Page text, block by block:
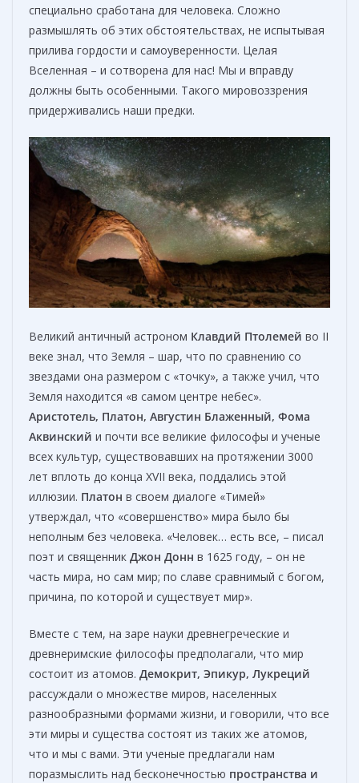
специально сработана для человека. Сложно
размышлять об этих обстоятельствах, не испытывая
прилива гордости и самоуверенности. Целая
Вселенная – и сотворена для нас! Мы и вправду
должны быть особенными. Такого мировоззрения
придерживались наши предки.
Великий античный астроном Клавдий Птолемей во II
веке знал, что Земля – шар, что по сравнению со
звездами она размером с «точку», а также учил, что
Земля находится «в самом центре небес».
Аристотель, Платон, Августин Блаженный, Фома
Аквинский и почти все великие философы и ученые
всех культур, существовавших на протяжении 3000
лет вплоть до конца XVII века, поддались этой
иллюзии. Платон в своем диалоге «Тимей»
утверждал, что «совершенство» мира было бы
неполным без человека. «Человек… есть все, – писал
поэт и священник Джон Донн в 1625 году, – он не
часть мира, но сам мир; по славе сравнимый с богом,
причина, по которой и существует мир».
Вместе с тем, на заре науки древнегреческие и
древнеримские философы предполагали, что мир
состоит из атомов. Демокрит, Эпикур, Лукреций
рассуждали о множестве миров, населенных
разнообразными формами жизни, и говорили, что все
эти миры и существа состоят из таких же атомов,
что и мы с вами. Эти ученые предлагали нам
поразмыслить над бесконечностью пространства и